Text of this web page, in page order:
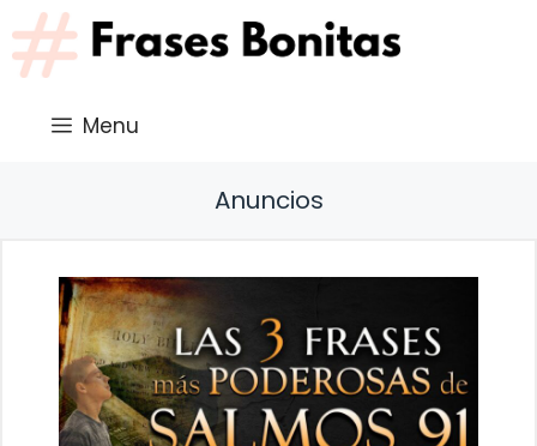
Saltar
al
contenido
Menu
Anuncios